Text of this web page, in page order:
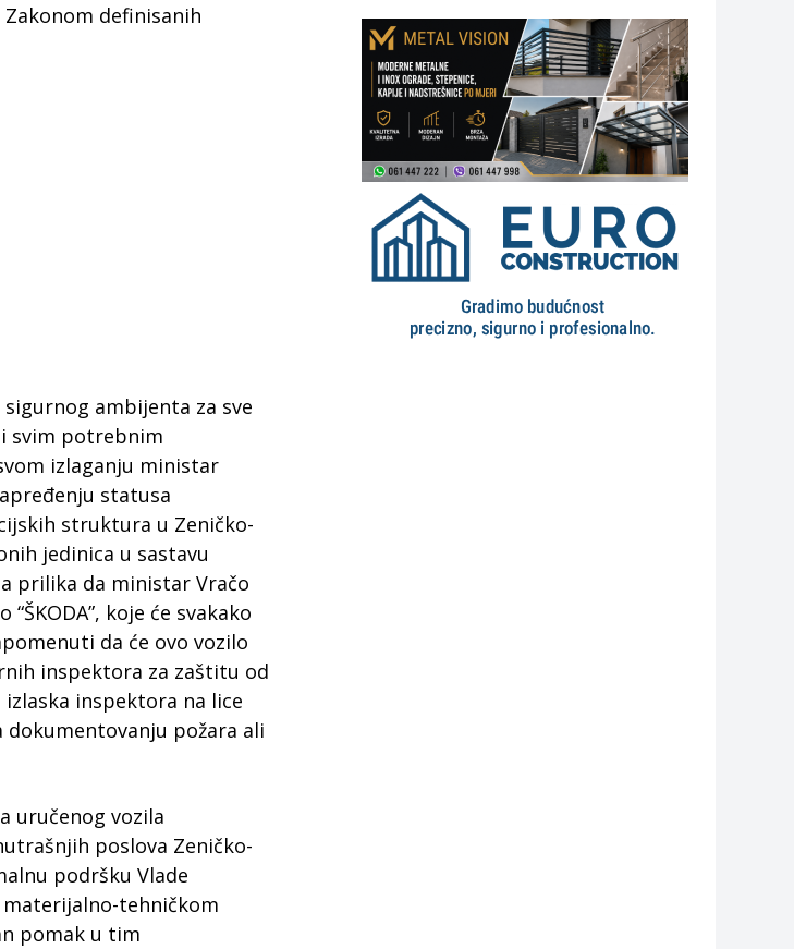
definisanih
ambijenta za sve
svim potrebnim
izlaganju ministar
statusa
struktura u Zeničko-
jedinica u sastavu
prilika da ministar Vračo
koje će svakako
da će ovo vozilo
inspektora za zaštitu od
inspektora na lice
požara ali
uručenog vozila
poslova Zeničko-
podršku Vlade
tehničkom
pomak u tim